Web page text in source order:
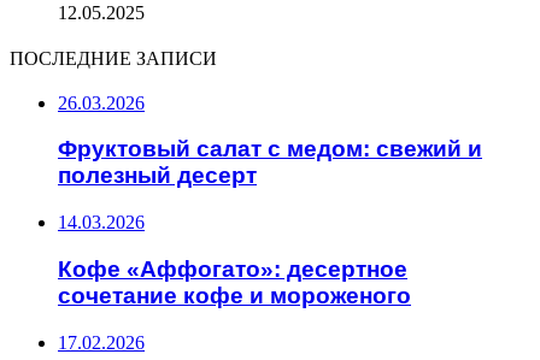
12.05.2025
ПОСЛЕДНИЕ ЗАПИСИ
26.03.2026
Фруктовый салат с медом: свежий и
полезный десерт
14.03.2026
Кофе «Аффогато»: десертное
сочетание кофе и мороженого
17.02.2026